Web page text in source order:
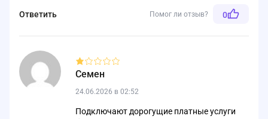
Ответить Помог ли отзыв? 0
Семен
24.06.2026 в 02:52
Подключают дорогущие платные услуги